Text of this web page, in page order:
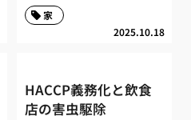
2025.10.18
家
HACCP義務化と飲食
店の害虫駆除